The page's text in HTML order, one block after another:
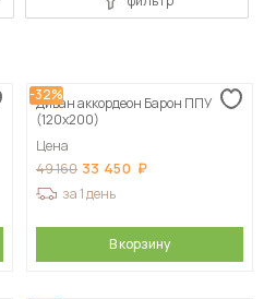
-32%
Диван аккордеон Барон ППУ
(120х200)
Цена
49 160 33 450
за 1 день
В корзину